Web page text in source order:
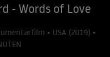
- Words of Love
• USA (2019) •